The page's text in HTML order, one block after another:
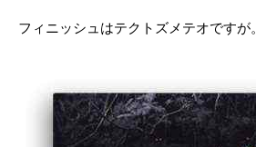
フィニッシュはテクトズメテオですが。